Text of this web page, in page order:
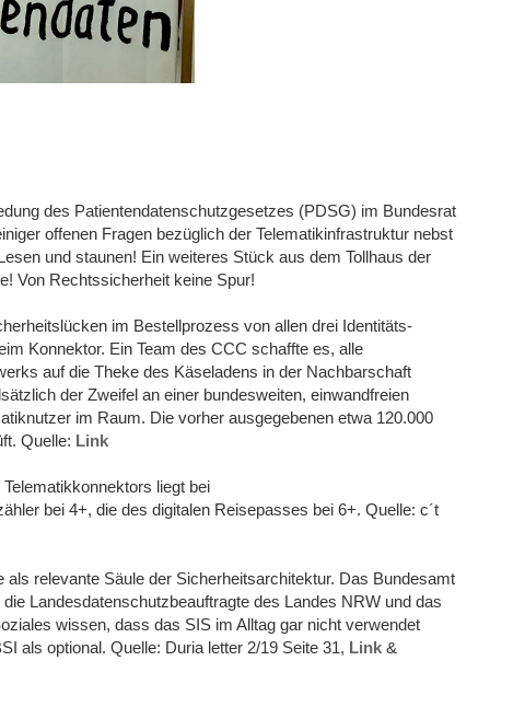
des Patientendatenschutzgesetzes (PDSG) im Bundesrat
offenen Fragen bezüglich der Telematikinfrastruktur nebst
und staunen! Ein weiteres Stück aus dem Tollhaus der
Von Rechtssicherheit keine Spur!
im Bestellprozess von allen drei Identitäts-
Konnektor. Ein Team des CCC schaffte es, alle
auf die Theke des Käseladens in der Nachbarschaft
der Zweifel an einer bundesweiten, einwandfreien
im Raum. Die vorher ausgegebenen etwa 120.000
Quelle: Link
liegt bei
bei 4+, die des digitalen Reisepasses bei 6+. Quelle: c´t
als relevante Säule der Sicherheitsarchitektur. Das Bundesamt
Landesdatenschutzbeauftragte des Landes NRW und das
wissen, dass das SIS im Alltag gar nicht verwendet
als optional. Quelle: Duria letter 2/19 Seite 31, Link &